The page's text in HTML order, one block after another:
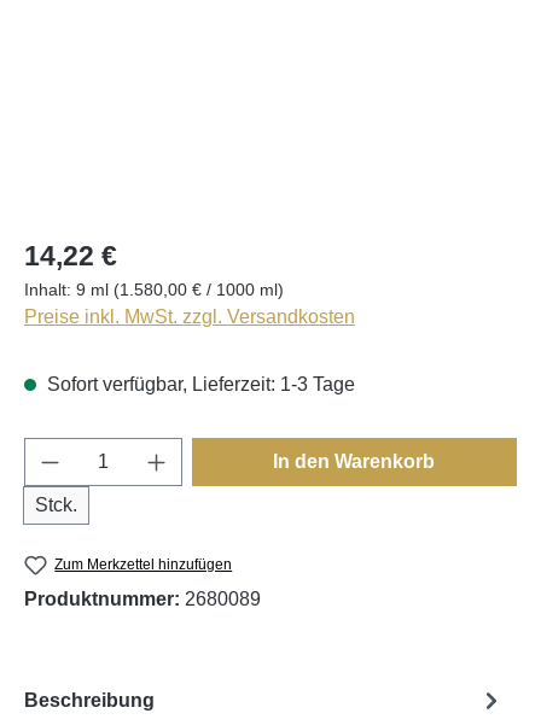
14,22 €
Inhalt: 9 ml (1.580,00 € / 1000 ml)
Preise inkl. MwSt. zzgl. Versandkosten
Sofort verfügbar, Lieferzeit: 1-3 Tage
Produkt Anzahl: Gib den gewünschten
Stck.
In den Warenkorb
Zum Merkzettel hinzufügen
Produktnummer: 2680089
Beschreibung